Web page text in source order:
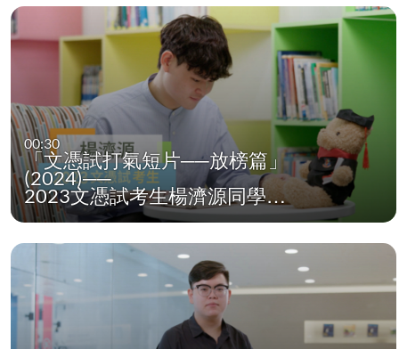
00:30
「文憑試打氣短片──放榜篇」
(2024)──
2023文憑試考生楊濟源同學…